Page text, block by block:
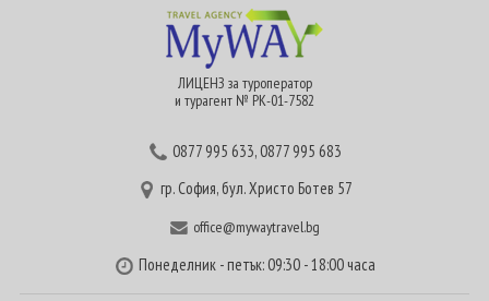
ЛИЦЕНЗ за туроператор
и турагент № РК-01-7582
0877 995 633,0877 995 683
гр. София, бул. Христо Ботев 57
office@mywaytravel.bg
Понеделник - петък: 09:30 - 18:00 часа